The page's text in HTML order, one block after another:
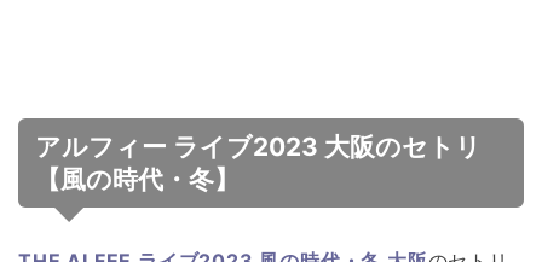
アルフィー ライブ2023 大阪のセトリ
【風の時代・冬】